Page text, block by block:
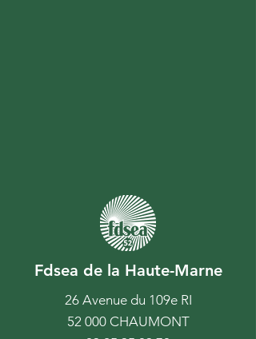
Fdsea de la Haute-Marne
26 Avenue du 109e RI
52 000 CHAUMONT